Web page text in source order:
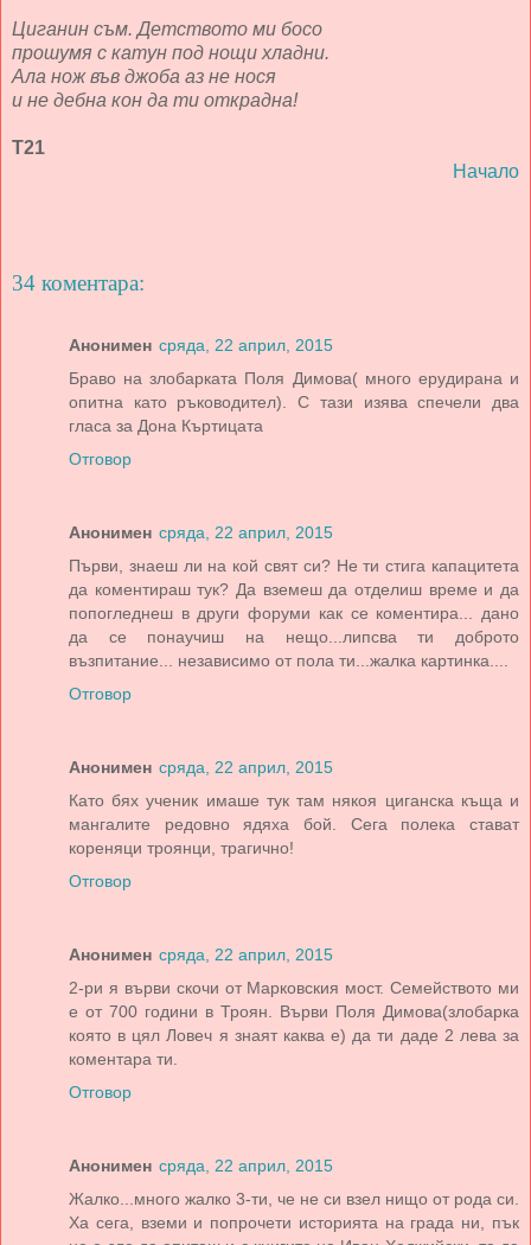
Циганин съм. Детството ми босо
прошумя с катун под нощи хладни.
Ала нож във джоба аз не нося
и не дебна кон да ти открадна!
Т21
Начало
34 коментара:
Анонимен сряда, 22 април, 2015
Браво на злобарката Поля Димова( много ерудирана и
опитна като ръководител). С тази изява спечели два
гласа за Дона Къртицата
Отговор
Анонимен сряда, 22 април, 2015
Първи, знаеш ли на кой свят си? Не ти стига капацитета
да коментираш тук? Да вземеш да отделиш време и да
попогледнеш в други форуми как се коментира... дано
да се понаучиш на нещо...липсва ти доброто
възпитание... независимо от пола ти...жалка картинка....
Отговор
Анонимен сряда, 22 април, 2015
Като бях ученик имаше тук там някоя циганска къща и
мангалите редовно ядяха бой. Сега полека стават
кореняци троянци, трагично!
Отговор
Анонимен сряда, 22 април, 2015
2-ри я върви скочи от Марковския мост. Семейството ми
е от 700 години в Троян. Върви Поля Димова(злобарка
която в цял Ловеч я знаят каква е) да ти даде 2 лева за
коментара ти.
Отговор
Анонимен сряда, 22 април, 2015
Жалко...много жалко 3-ти, че не си взел нищо от рода си.
Ха сега, вземи и попрочети историята на града ни, пък